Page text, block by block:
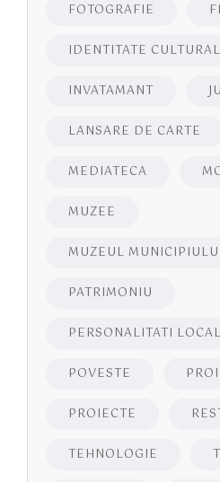
FOTOGRAFIE
IDENTITATE
INVATAMANT
LANSARE DE CARTE
MEDIATECA
MUZEE
MUZEUL
PATRIMONIU
PERSONALITATI
POVESTE
PROIECTE
TEHNOLOGIE